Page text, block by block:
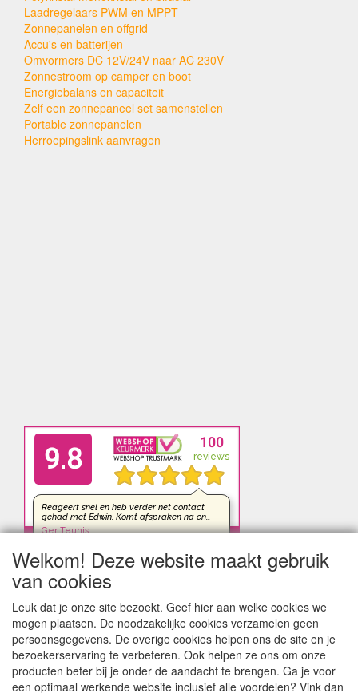
Laadregelaars PWM en MPPT
Zonnepanelen en offgrid
Accu's en batterijen
Omvormers DC 12V/24V naar AC 230V
Zonnestroom op camper en boot
Energiebalans en capaciteit
Zelf een zonnepaneel set samenstellen
Portable zonnepanelen
Herroepingslink aanvragen
Welkom! Deze website maakt gebruik
van cookies
Leuk dat je onze site bezoekt. Geef hier aan welke cookies we
mogen plaatsen. De noodzakelijke cookies verzamelen geen
persoonsgegevens. De overige cookies helpen ons de site en je
bezoekerservaring te verbeteren. Ook helpen ze ons om onze
producten beter bij je onder de aandacht te brengen. Ga je voor
een optimaal werkende website inclusief alle voordelen? Vink dan